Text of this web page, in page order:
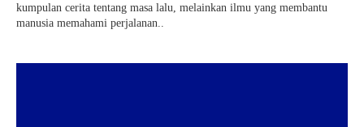
kumpulan cerita tentang masa lalu, melainkan ilmu yang membantu
manusia memahami perjalanan..